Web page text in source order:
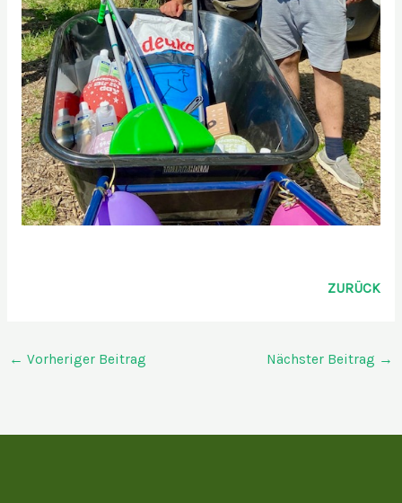
ZURÜCK
← Vorheriger Beitrag Nächster Beitrag →